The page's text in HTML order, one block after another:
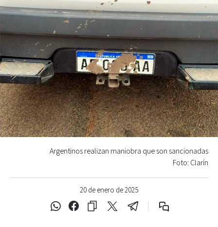
20 de enero de 2025
Argentinos realizan maniobra que son sancionadas
Foto: Clarín